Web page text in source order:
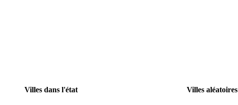
Villes dans l'état
Villes aléatoires